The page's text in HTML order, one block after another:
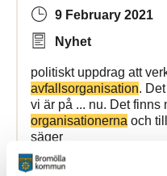
9 February 2021
Nyhet
politiskt uppdrag att
avfallsorganisation.
vi är på ... nu. Det finns
organisationerna och
säger
Bromölla Kommun